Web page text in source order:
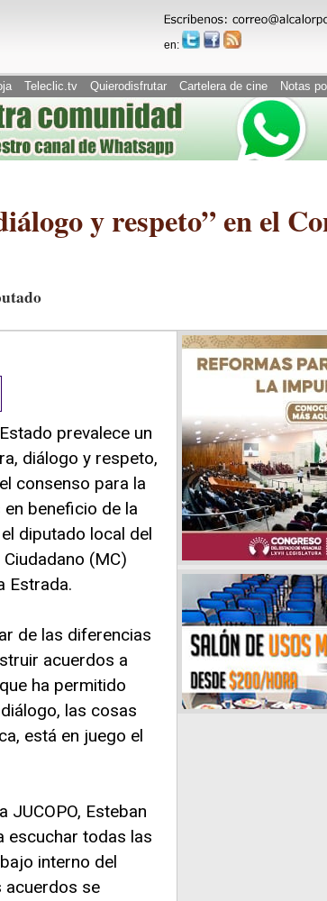
en:
Teleclic.tv Quierodisfrutar Cartelera de cine Notas
y respeto” en el
prevalece un
diálogo y respeto,
consenso para la
beneficio de la
diputado local del
(MC)
Estrada.
de las diferencias
acuerdos a
ha permitido
las cosas
está en juego el
Esteban
escuchar todas las
interno del
acuerdos se